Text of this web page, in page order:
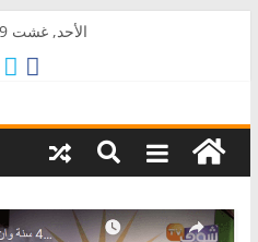
الأحد, غشت 9, 2026
AkalPress
منبر
المغرب